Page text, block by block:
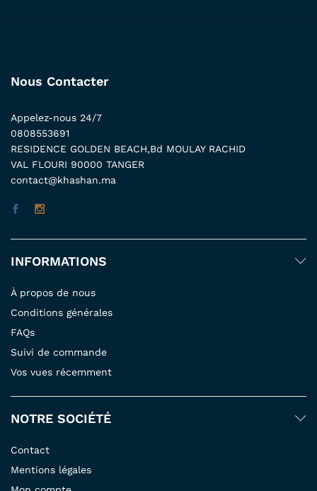
Nous Contacter
Appelez-nous 24/7
0808553691
RESIDENCE GOLDEN BEACH,Bd MOULAY RACHID
VAL FLOURI 90000 TANGER
contact@khashan.ma
INFORMATIONS
À propos de nous
Conditions générales
FAQs
Suivi de commande
Vos vues récemment
NOTRE SOCIÉTÉ
Contact
Mentions légales